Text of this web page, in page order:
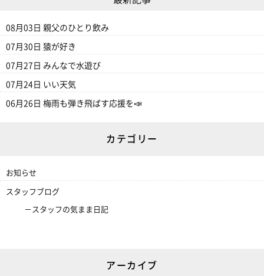
08月03日 親父のひとり飲み
07月30日 猿が好き
07月27日 みんなで水遊び
07月24日 いい天気
06月26日 梅雨も弾き飛ばす応援を📣
カテゴリー
お知らせ
スタッフブログ
スタッフの気まま日記
アーカイブ